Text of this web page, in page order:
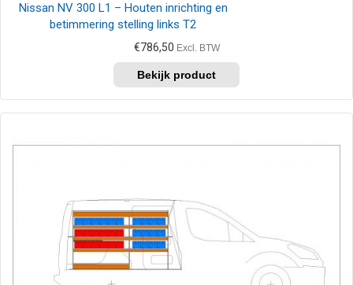
Nissan NV 300 L1 – Houten inrichting en
betimmering stelling links T2
€786,50 Excl. BTW